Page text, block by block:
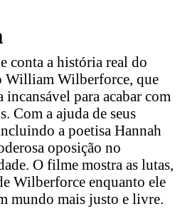
conta a história real do
William Wilberforce, que
para acabar com
Com a ajuda de seus
a poetisa Hannah
oposição no
O filme mostra as lutas,
Wilberforce enquanto ele
mundo mais justo e livre.